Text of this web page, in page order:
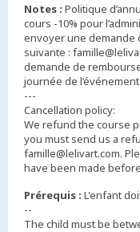
Notes : Politique
cours -10% pour
envoyer une demande
suivante :
demande de
journée de l’événement.
---
Cancellation policy:
We refund the course
you must send us a
famille@lelivart.com.
have been made
Prérequis : L'enfant
--
The child must be